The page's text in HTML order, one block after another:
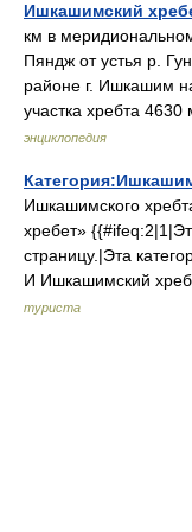
Ишкашимский
км в
Пяндж от устья р.
районе г. Ишкашим
участка хребта
энциклопедия
Ишкашимского
хребет»
страницу.|Эта
И Ишкашимский
туриста